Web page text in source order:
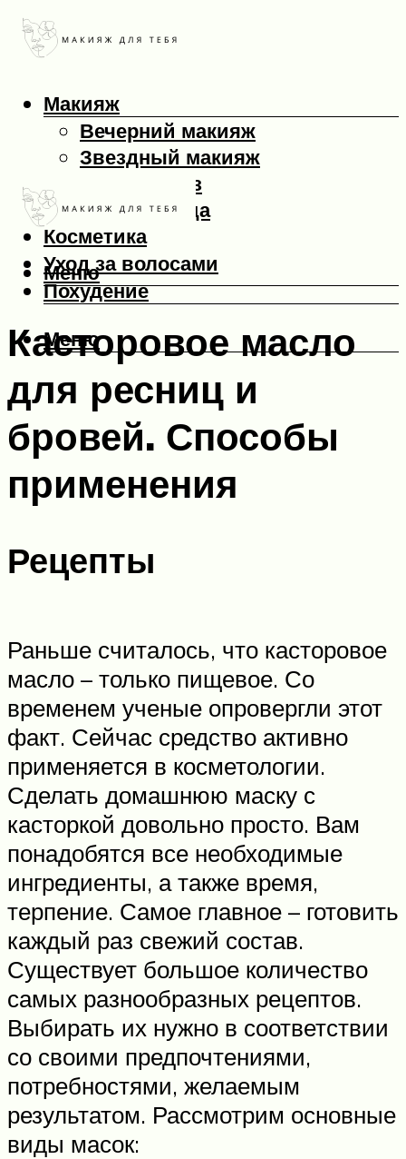
Макияж
Вечерний макияж
Звездный макияж
Макияж глаз
Макияж лица
Косметика
Уход за волосами
Похудение
Меню
Меню
Касторовое масло
для ресниц и
бровей. Способы
применения
Рецепты
Раньше считалось, что касторовое
масло – только пищевое. Со
временем ученые опровергли этот
факт. Сейчас средство активно
применяется в косметологии.
Сделать домашнюю маску с
касторкой довольно просто. Вам
понадобятся все необходимые
ингредиенты, а также время,
терпение. Самое главное – готовить
каждый раз свежий состав.
Существует большое количество
самых разнообразных рецептов.
Выбирать их нужно в соответствии
со своими предпочтениями,
потребностями, желаемым
результатом. Рассмотрим основные
виды масок: